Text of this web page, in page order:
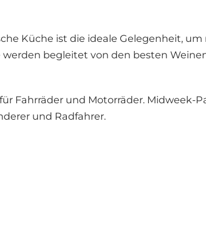
Küche ist die ideale Gelegenheit,
begleitet von den besten
Fahrräder und Motorräder. Midweek-
und Radfahrer.